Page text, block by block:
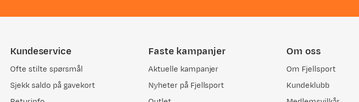
Kundeservice
Ofte stilte spørsmål
Sjekk saldo på gavekort
Faste kampanjer
Aktuelle kampanjer
Nyheter på Fjellsport
Om oss
Om Fjellsport
Kundeklubb